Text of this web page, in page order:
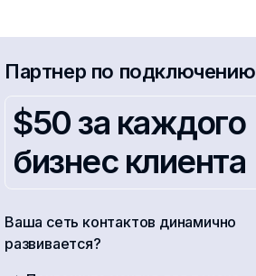
Партнер по подключению
$50 за каждого
бизнес клиента
Ваша сеть контактов динамично
развивается?